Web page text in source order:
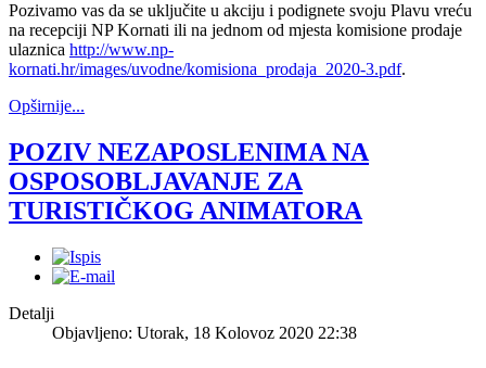
Pozivamo vas da se uključite u akciju i podignete svoju Plavu vreću
na recepciji NP Kornati ili na jednom od mjesta komisione prodaje
ulaznica http://www.np-
kornati.hr/images/uvodne/komisiona_prodaja_2020-3.pdf.
Opširnije...
POZIV NEZAPOSLENIMA NA
OSPOSOBLJAVANJE ZA
TURISTIČKOG ANIMATORA
Detalji
Objavljeno: Utorak, 18 Kolovoz 2020 22:38